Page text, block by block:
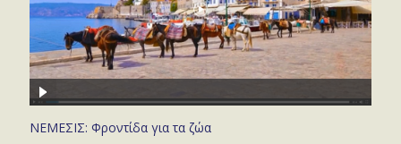
ΝΕΜΕΣΙΣ: Φροντίδα για τα ζώα